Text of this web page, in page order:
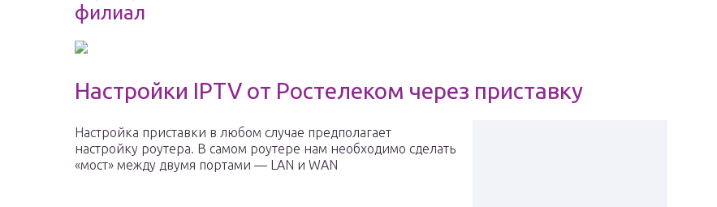
филиал
Настройки IPTV от Ростелеком через приставку
Настройка приставки в любом случае предполагает
настройку роутера. В самом роутере нам необходимо сделать
«мост» между двумя портами — LAN и WAN